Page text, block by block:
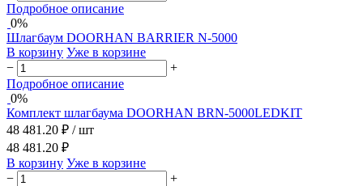
Подробное описание
0%
Шлагбаум DOORHAN BARRIER N-5000
В корзину Уже в корзине
−
+
Подробное описание
0%
Комплект шлагбаума DOORHAN BRN-5000LEDKIT
48 481.20 ₽ / шт
48 481.20 ₽
В корзину Уже в корзине
−
+